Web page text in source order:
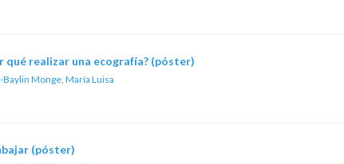
qué realizar una ecografía? (póster)
Baylin Monge, María Luisa
(póster)